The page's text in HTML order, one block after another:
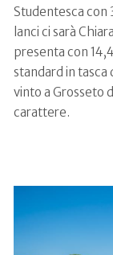
Studentesca con
lanci ci sarà Chiara
presenta con
standard in
vinto a Grosseto
carattere.